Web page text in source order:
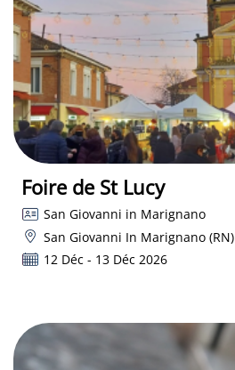
Foire de St Lucy
San Giovanni in Marignano
San Giovanni In Marignano (RN)
12 Déc - 13 Déc 2026